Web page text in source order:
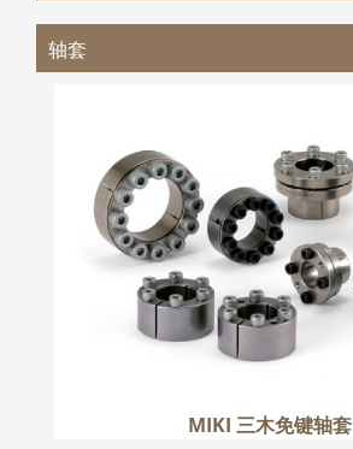
轴套
MIKI 三木免键轴套
更多